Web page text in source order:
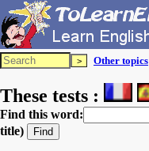
Other topics
These tests :
Find this word:
title)